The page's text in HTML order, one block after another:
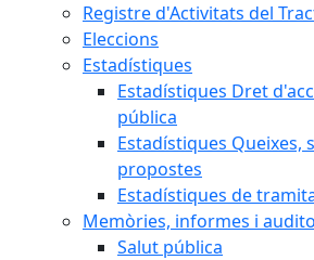
Registre d'Activitats del
Eleccions
Estadístiques
Estadístiques Dret
pública
Estadístiques Queixes,
propostes
Estadístiques de
Memòries, informes i
Salut pública